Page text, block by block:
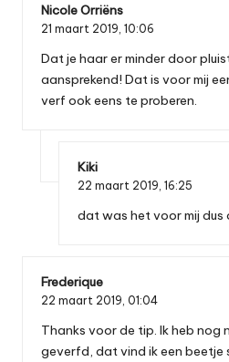
Nicole Orriëns
21 maart 2019, 10:06
Dat je haar er minder door
aansprekend! Dat is voor mij
verf ook eens te proberen.
Kiki
22 maart 2019, 16:25
dat was het voor mij dus
Frederique
22 maart 2019, 01:04
Thanks voor de tip. Ik heb nog
geverfd, dat vind ik een beetje